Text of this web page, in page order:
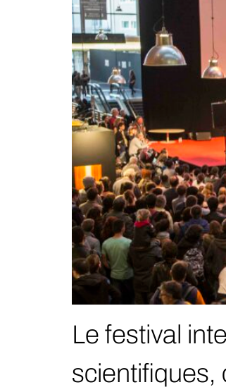
Le festival
scientifiques,